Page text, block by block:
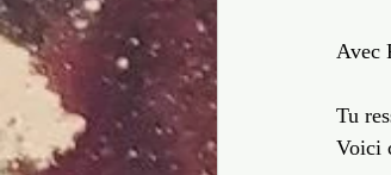
Avec
Tu
Voici